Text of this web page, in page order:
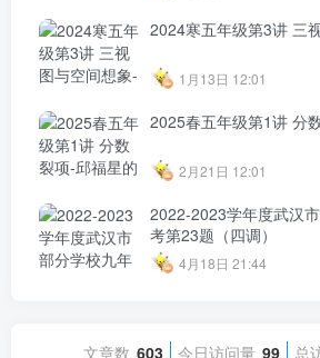
2024寒五年级第3讲 三
1月13日 12:01
2025春五年级第1讲 分
2月21日 12:01
2022-2023学年度武汉
考第23题（四调）
4月18日 21:44
文章数 603 今日访问量 99 总